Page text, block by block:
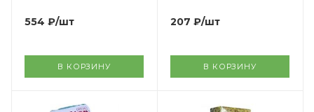
554 ₽/шт
В КОРЗИНУ
207 ₽/шт
В КОРЗИНУ